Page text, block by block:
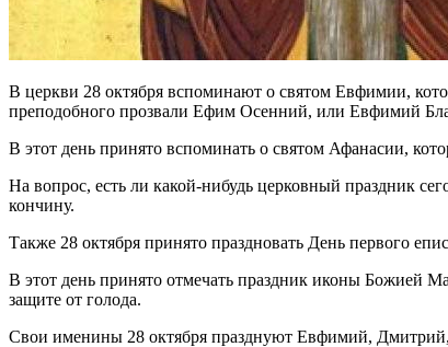
В церкви 28 октября вспоминают о святом Евфимии,
преподобного прозвали Ефим Осенний, или Евфимий
В этот день принято вспоминать о святом Афанасии,
На вопрос, есть ли какой-нибудь церковный праздник
кончину.
Также 28 октября принято праздновать День первого
В этот день принято отмечать праздник иконы Божией
защите от голода.
Свои именины 28 октября празднуют Евфимий,